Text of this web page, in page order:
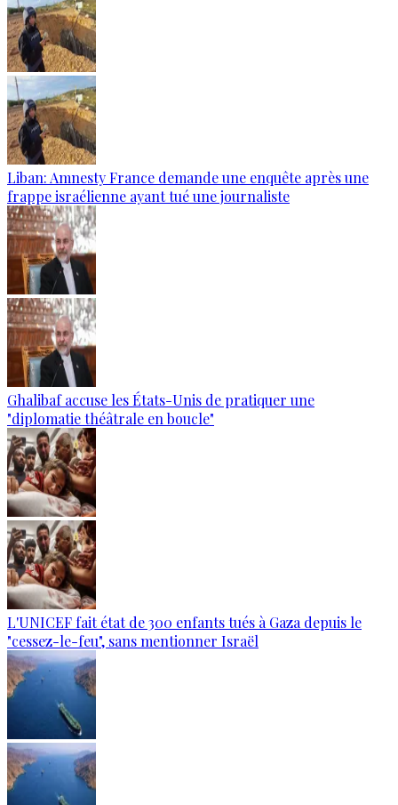
Liban: Amnesty France demande une enquête après une
frappe israélienne ayant tué une journaliste
Ghalibaf accuse les États-Unis de pratiquer une
"diplomatie théâtrale en boucle"
L'UNICEF fait état de 300 enfants tués à Gaza depuis le
"cessez-le-feu", sans mentionner Israël